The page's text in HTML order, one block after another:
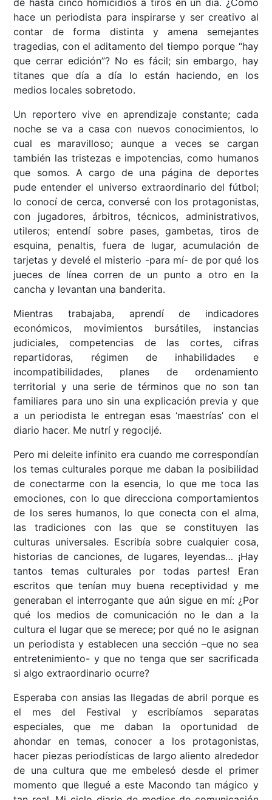
hace un periodista para inspirarse y ser creativo al
contar de forma distinta y amena semejantes
tragedias, con el aditamento del tiempo porque “hay
que cerrar edición”? No es fácil; sin embargo, hay
titanes que día a día lo están haciendo, en los
medios locales sobretodo.
Un reportero vive en aprendizaje constante; cada
noche se va a casa con nuevos conocimientos, lo
cual es maravilloso; aunque a veces se cargan
también las tristezas e impotencias, como humanos
que somos. A cargo de una página de deportes
pude entender el universo extraordinario del fútbol;
lo conocí de cerca, conversé con los protagonistas,
con jugadores, árbitros, técnicos, administrativos,
utileros; entendí sobre pases, gambetas, tiros de
esquina, penaltis, fuera de lugar, acumulación de
tarjetas y develé el misterio -para mí- de por qué los
jueces de línea corren de un punto a otro en la
cancha y levantan una banderita.
Mientras trabajaba, aprendí de indicadores
económicos, movimientos bursátiles, instancias
judiciales, competencias de las cortes, cifras
repartidoras, régimen de inhabilidades e
incompatibilidades, planes de ordenamiento
territorial y una serie de términos que no son tan
familiares para uno sin una explicación previa y que
a un periodista le entregan esas ‘maestrías’ con el
diario hacer. Me nutrí y regocijé.
Pero mi deleite infinito era cuando me correspondían
los temas culturales porque me daban la posibilidad
de conectarme con la esencia, lo que me toca las
emociones, con lo que direcciona comportamientos
de los seres humanos, lo que conecta con el alma,
las tradiciones con las que se constituyen las
culturas universales. Escribía sobre cualquier cosa,
historias de canciones, de lugares, leyendas… ¡Hay
tantos temas culturales por todas partes! Eran
escritos que tenían muy buena receptividad y me
generaban el interrogante que aún sigue en mí: ¿Por
qué los medios de comunicación no le dan a la
cultura el lugar que se merece; por qué no le asignan
un periodista y establecen una sección –que no sea
entretenimiento- y que no tenga que ser sacrificada
si algo extraordinario ocurre?
Esperaba con ansias las llegadas de abril porque es
el mes del Festival y escribíamos separatas
especiales, que me daban la oportunidad de
ahondar en temas, conocer a los protagonistas,
hacer piezas periodísticas de largo aliento alrededor
de una cultura que me embelesó desde el primer
momento que llegué a este Macondo tan mágico y